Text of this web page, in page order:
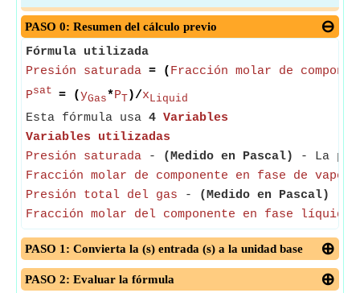
PASO 0: Resumen del cálculo previo
Fórmula utilizada
Presión saturada = ( Fracción molar de
Psat = (yGas*P T )/xLiquid
Esta fórmula usa 4 Variables
Variables utilizadas
Presión saturada - (Medido en Pascal)
- La
Fracción molar de componente en fase de vapor
Presión total del gas - (Medido en Pascal)
Fracción molar del componente en fase líquida
PASO 1: Convierta la (s) entrada (s) a la unidad base
PASO 2: Evaluar la fórmula